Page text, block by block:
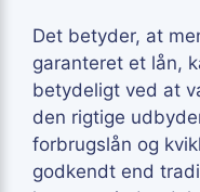
Det betyder, at
garanteret et lån,
betydeligt ved at
den rigtige
forbrugslån og
godkendt end